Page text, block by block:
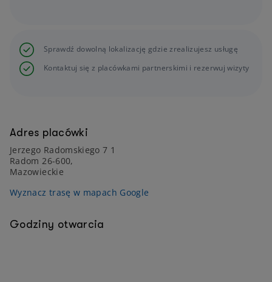
Adres placówki
Jerzego Radomskiego 7 1
Radom 26-600,
Mazowieckie
Wyznacz trasę w mapach Google
Godziny otwarcia
Sprawdź dowolną lokalizację gdzie zrealizujesz usługę
Kontaktuj się z placówkami partnerskimi i rezerwuj wizyty